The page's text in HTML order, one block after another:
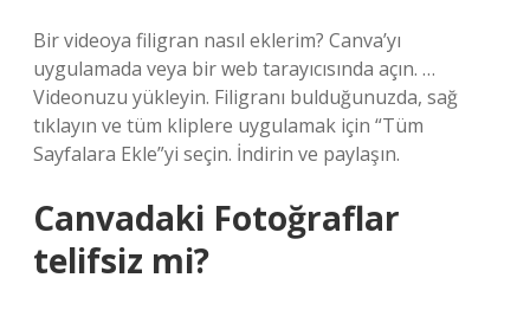
Bir videoya filigran nasıl eklerim? Canva’yı
uygulamada veya bir web tarayıcısında açın. …
Videonuzu yükleyin. Filigranı bulduğunuzda, sağ
tıklayın ve tüm kliplere uygulamak için “Tüm
Sayfalara Ekle”yi seçin. İndirin ve paylaşın.
Canvadaki Fotoğraflar
telifsiz mi?